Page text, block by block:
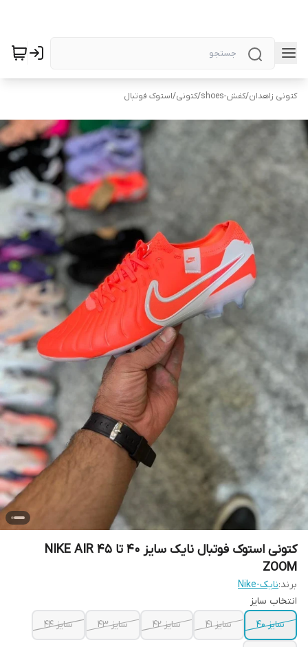
کتونی زاهدان/کفش-shoes /کتونی/استوک فوتبال
کتونی استوک فوتبال نایک سایز 40 تا 45 NIKE AIR
ZOOM
برند:نایک-Nike
انتخاب سایز
سایز 40
سایز 41 سایز 42 سایز 43 سایز 44